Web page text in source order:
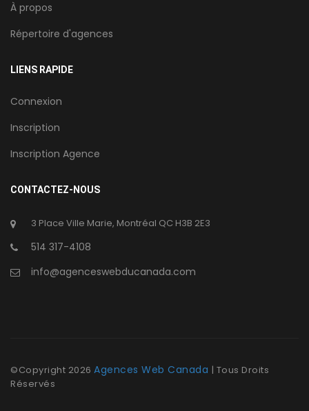
À propos
Répertoire d'agences
LIENS RAPIDE
Connexion
Inscription
Inscription Agence
CONTACTEZ-NOUS
3 Place Ville Marie, Montréal QC H3B 2E3
514 317-4108
info@agenceswebducanada.com
©Copyright 2026 Agences Web Canada | Tous Droits
Réservés